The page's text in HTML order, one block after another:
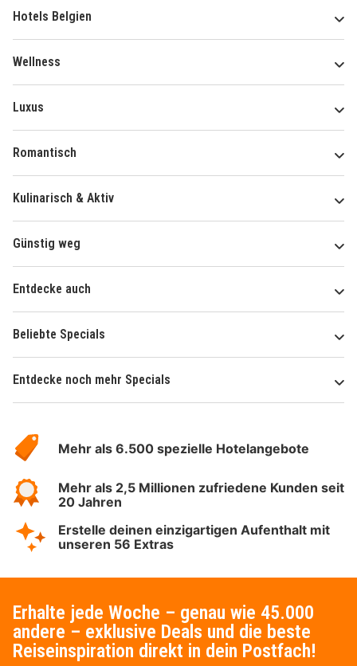
Hotels Belgien
Wellness
Luxus
Romantisch
Kulinarisch & Aktiv
Günstig weg
Entdecke auch
Beliebte Specials
Entdecke noch mehr Specials
Hotelspecials
Mehr als 6.500 spezielle Hotelangebote
Mehr als 2,5 Millionen zufriedene Kunden seit
20 Jahren
Erstelle deinen einzigartigen Aufenthalt mit
unseren 56 Extras
Erhalte jede Woche – genau wie 45.000
andere – exklusive Deals und die beste
Reiseinspiration direkt in dein Postfach!